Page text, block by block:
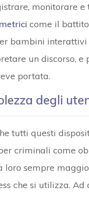
monitorare
come il
bambini
un discorso,
portata.
degli
tutti questi
criminali come
loro sempre
che si utilizza.